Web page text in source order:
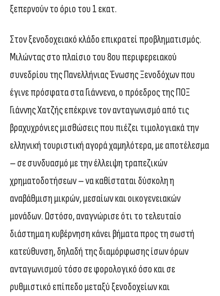
ξεπερνούν το όριο του 1 εκατ.
Στον ξενοδοχειακό κλάδο επικρατεί προβληματισμός.
Μιλώντας στο πλαίσιο του 8ου περιφερειακού
συνεδρίου της Πανελλήνιας Ένωσης Ξενοδόχων που
έγινε πρόσφατα στα Γιάννενα, ο πρόεδρος της ΠΟΞ
Γιάννης Χατζής επέκρινε τον ανταγωνισμό από τις
βραχυχρόνιες μισθώσεις που πιέζει τιμολογιακά την
ελληνική τουριστική αγορά χαμηλότερα, με αποτέλεσμα
– σε συνδυασμό με την έλλειψη τραπεζικών
χρηματοδοτήσεων – να καθίσταται δύσκολη η
αναβάθμιση μικρών, μεσαίων και οικογενειακών
μονάδων. Ωστόσο, αναγνώρισε ότι το τελευταίο
διάστημα η κυβέρνηση κάνει βήματα προς τη σωστή
κατεύθυνση, δηλαδή της διαμόρφωσης ίσων όρων
ανταγωνισμού τόσο σε φορολογικό όσο και σε
ρυθμιστικό επίπεδο μεταξύ ξενοδοχείων και